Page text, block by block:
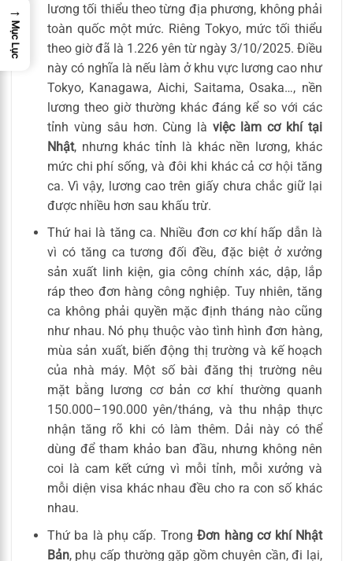
lương tối thiểu theo từng địa phương, không phải
toàn quốc một mức. Riêng Tokyo, mức tối thiểu
theo giờ đã là 1.226 yên từ ngày 3/10/2025. Điều
này có nghĩa là nếu làm ở khu vực lương cao như
Tokyo, Kanagawa, Aichi, Saitama, Osaka…, nền
lương theo giờ thường khác đáng kể so với các
tỉnh vùng sâu hơn. Cùng làviệc làm cơ khí tại
Nhật, nhưng khác tỉnh là khác nền lương, khác
mức chi phí sống, và đôi khi khác cả cơ hội tăng
ca. Vì vậy, lương cao trên giấy chưa chắc giữ lại
được nhiều hơn sau khấu trừ.
Thứ hai là tăng ca. Nhiều đơn cơ khí hấp dẫn là
vì có tăng ca tương đối đều, đặc biệt ở xưởng
sản xuất linh kiện, gia công chính xác, dập, lắp
ráp theo đơn hàng công nghiệp. Tuy nhiên, tăng
ca không phải quyền mặc định tháng nào cũng
như nhau. Nó phụ thuộc vào tình hình đơn hàng,
mùa sản xuất, biến động thị trường và kế hoạch
của nhà máy. Một số bài đăng thị trường nêu
mặt bằng lương cơ bản cơ khí thường quanh
150.000–190.000 yên/tháng, và thu nhập thực
nhận tăng rõ khi có làm thêm. Dải này có thể
dùng để tham khảo ban đầu, nhưng không nên
coi là cam kết cứng vì mỗi tỉnh, mỗi xưởng và
mỗi diện visa khác nhau đều cho ra con số khác
nhau.
Thứ ba là phụ cấp. TrongĐơn hàng cơ khí Nhật
Bản, phụ cấp thường gặp gồm chuyên cần, đi lại,
→
Mục Lục